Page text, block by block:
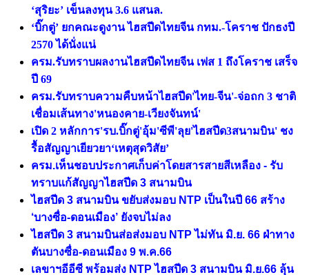
‘สุริยะ’ เข็นลงทุน 3.6 แสนล.
‘บิ๊กตู่’ ยกคณะดูงาน ไฮสปีดไทยจีน กทม.-โคราช ปักธงปี
2570 ได้นั่งแน่
ครม.รับทราบผลงานไฮสปีดไทยจีน เฟส 1 ถึงโคราช เสร็จ
ปี 69
ครม.รับทราบความคืบหน้าไฮสปีด'ไทย-จีน'-จ่อถก 3 ชาติ
เชื่อมเส้นทาง'หนองคาย-เวียงจันทน์'
เปิด 2 หลักการ'รบ.บิ๊กตู่'อุ้ม'ซีพี'ลุย'ไฮสปีด3สนามบิน' ชง
รื้อสัญญาเยียวยา‘เหตุสุดวิสัย’
ครม.เห็นชอบประกาศเก็บค่าโดยสารสายสีเหลือง - รับ
ทราบแก้สัญญาไฮสปีด 3 สนามบิน
ไฮสปีด 3 สนามบิน ขยับส่งมอบ NTP เป็นในปี 66 สร้าง
‘บางซื่อ-ดอนเมือง’ ยังจบไม่ลง
ไฮสปีด 3 สนามบินส่อส่งมอบ NTP ไม่ทัน มิ.ย. 66 ฝ่าทาง
ตันบางซื่อ-ดอนเมือง 9 พ.ค.66
เลขาฯอีอีซี พร้อมส่ง NTP ไฮสปีด 3 สนามบิน มิ.ย.66 ลุ้น